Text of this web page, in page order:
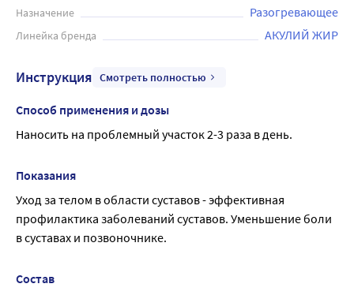
подвижность суставов. Акулий жир и сабельник
оказывают выраженное противовоспалительное и
активизируют проникновение активных компонентов,
купируют болевой синдром. Рекомендуется наносить на
каких-либо раздражений или аллергических реакций
Назначение Разогревающее
Линейка бренда АКУЛИЙ ЖИР
Инструкция Смотреть полностью
Способ применения и дозы
Наносить на проблемный участок 2-3 раза в день.
Показания
Уход за телом в области суставов - эффективная
профилактика заболеваний суставов. Уменьшение боли
в суставах и позвоночнике.
Состав